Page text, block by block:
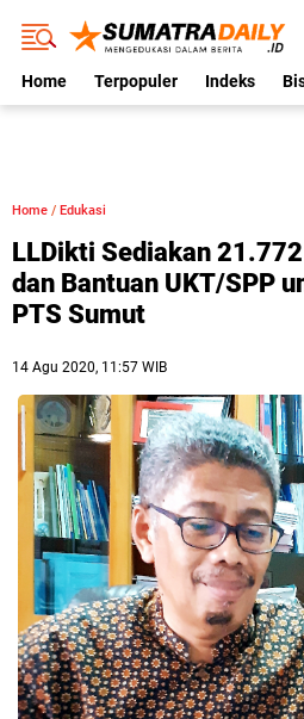
Home Terpopuler Indeks
Home / Edukasi
LLDikti Sediakan
dan Bantuan UKT/SPP
PTS Sumut
14 Agu 2020, 11:57 WIB